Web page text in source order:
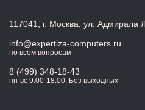
117041, г. Москва, ул. Адмирала
info@expertiza-computers.ru
по всем вопросам
8 (499) 348-18-43
пн-вс 9:00-18:00. Без выходных